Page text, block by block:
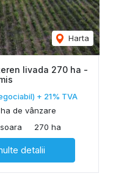
Harta
livada 270 ha -
+ 21% TVA
de vânzare
270 ha
detalii